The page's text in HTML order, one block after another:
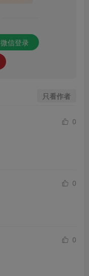
微信登录
只看作者
0
0
0